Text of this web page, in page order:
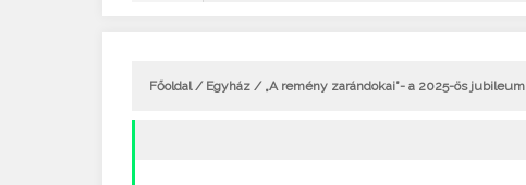
Főoldal/ Egyház / „A remény zarándokai”- a 2025-ös jubileum